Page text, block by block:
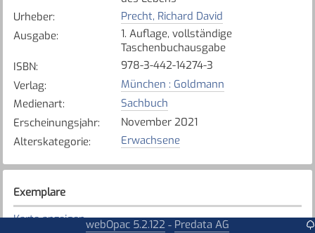
Urheber:
Precht, Richard David
Ausgabe:
1. Auflage, vollständige
Taschenbuchausgabe
ISBN:
978-3-442-14274-3
Verlag:
München : Goldmann
Medienart:
Sachbuch
Erscheinungsjahr:
November 2021
Alterskategorie: Erwachsene
Exemplare
Karte anzeigenwebOpac 5.2.122 - Predata AG